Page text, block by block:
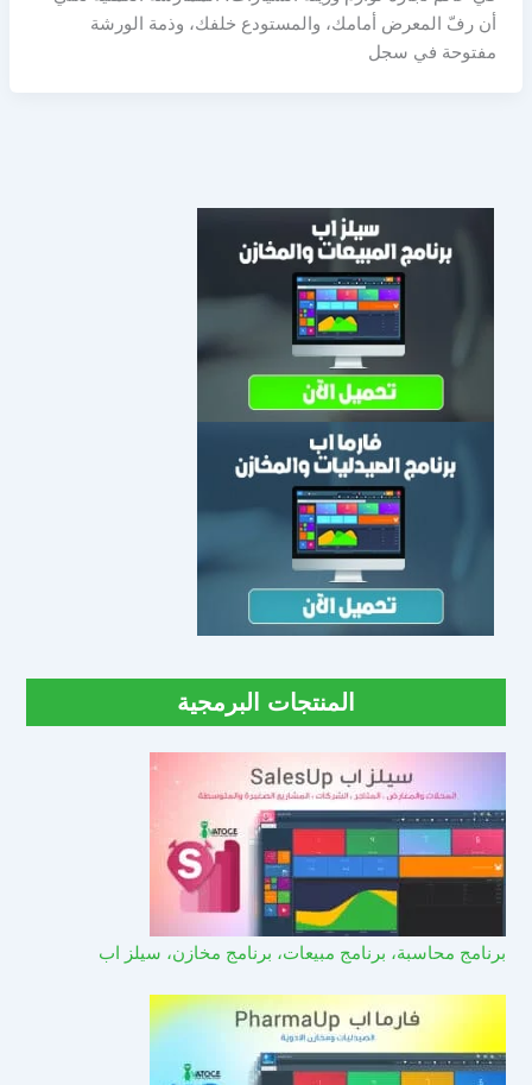
أن رفّ المعرض أمامك، والمستودع خلفك، وذمة الورشة
مفتوحة في سجل
المنتجات البرمجية
برنامج محاسبة، برنامج مبيعات، برنامج مخازن، سيلز اب